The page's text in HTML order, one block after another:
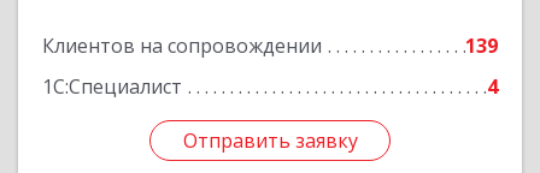
Клиентов на сопровождении
139
1С:Специалист
4
Отправить заявку
Отправить заявку